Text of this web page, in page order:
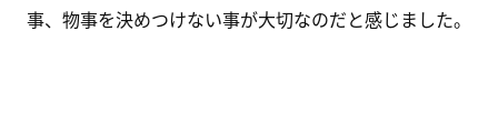
事、物事を決めつけない事が大切なのだと感じました。